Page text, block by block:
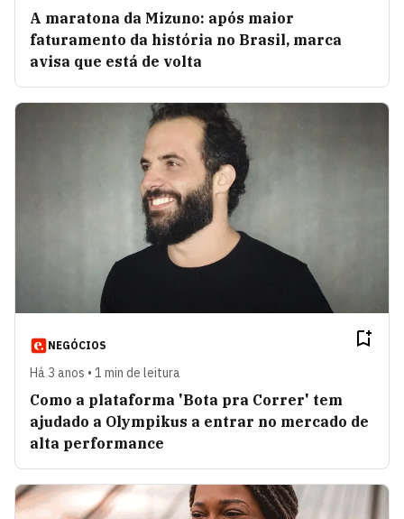
A maratona da Mizuno: após maior
faturamento da história no Brasil, marca
avisa que está de volta
NEGÓCIOS
Há 3 anos • 1 min de leitura
Como a plataforma 'Bota pra Correr' tem
ajudado a Olympikus a entrar no mercado de
alta performance